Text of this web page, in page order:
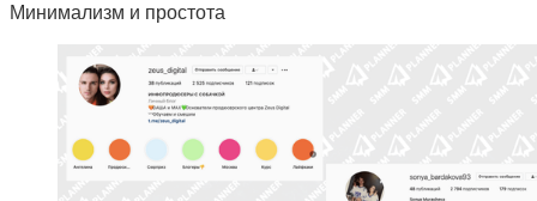
Минимализм и простота